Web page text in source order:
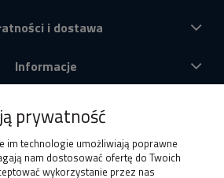
i dostawa
Informacje
Produkty
prywatność
im technologie umożliwiają poprawne
nam dostosować ofertę do Twoich
wykorzystanie przez nas